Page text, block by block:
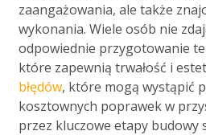
zaangażowania, ale także
wykonania. Wiele osób nie
odpowiednie przygotowanie
które zapewnią trwałość i
błędów, które mogą wystąpić
kosztownych poprawek w
przez kluczowe etapy